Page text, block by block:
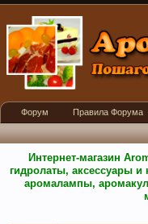
Интернет-магазин
гидролаты, аксессуары
аромалампы,
Форум Правила Форума